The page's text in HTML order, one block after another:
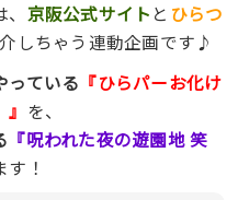
京阪公式サイト と ひらつ
しちゃう連動企画です♪
っている 『ひらパーお化け
を、
『呪われた夜の遊園地 笑
！